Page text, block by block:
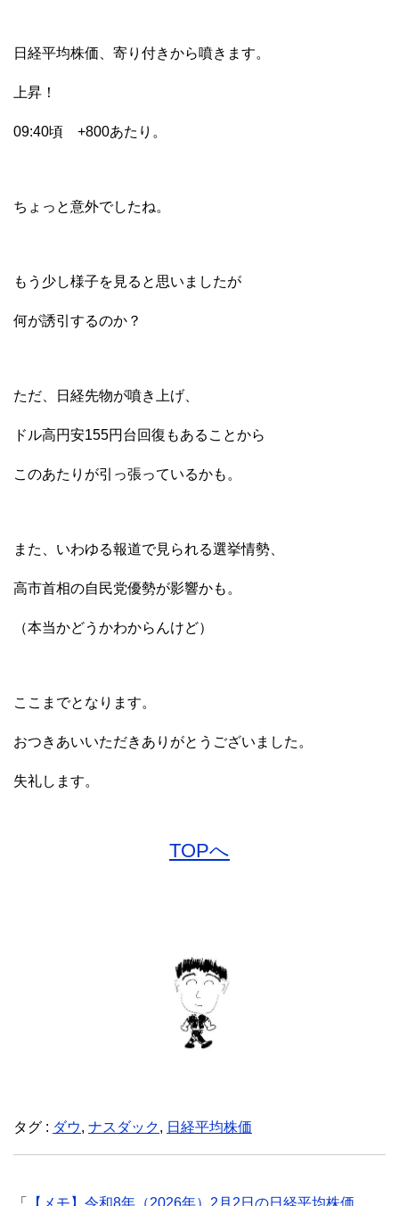
日経平均株価、寄り付きから噴きます。
上昇！
09:40頃 +800あたり。
ちょっと意外でしたね。
もう少し様子を見ると思いましたが
何が誘引するのか？
ただ、日経先物が噴き上げ、
ドル高円安155円台回復もあることから
このあたりが引っ張っているかも。
また、いわゆる報道で見られる選挙情勢、
高市首相の自民党優勢が影響かも。
（本当かどうかわからんけど）
ここまでとなります。
おつきあいいただきありがとうございました。
失礼します。
TOPへ
タグ : ダウ, ナスダック, 日経平均株価
「
【メモ】令和8年（2026年）2月2日の日経平均株価、